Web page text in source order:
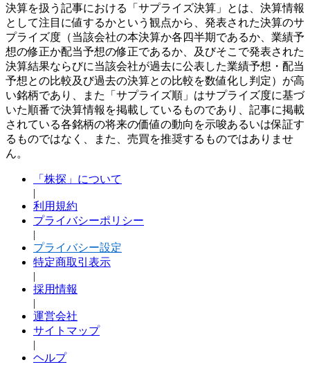
決算を扱う記事における「サプライズ決算」とは、決算情報
として注目に値するかという観点から、発表された決算のサ
プライズ度（当該会社の本決算か各四半期であるか、業績予
想の修正か配当予想の修正であるか、及びそこで発表された
決算結果ならびに当該会社が過去に公表した業績予想・配当
予想との比較及び過去の決算との比較を数値化し判定）が高
い銘柄であり、また「サプライズ順」はサプライズ度に基づ
いた順番で決算情報を掲載しているものであり、記事に掲載
されている各銘柄の将来の価値の動向を示唆あるいは保証す
るものではなく、また、売買を推奨するものではありませ
ん。
「株探」について
|
利用規約
プライバシーポリシー
|
プライバシー設定
特定商取引表示
|
採用情報
|
運営会社
サイトマップ
|
ヘルプ